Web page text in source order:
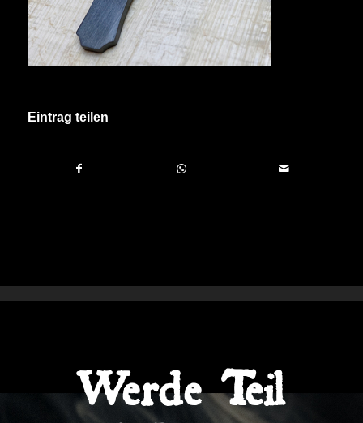
Eintrag teilen
Werde Teil